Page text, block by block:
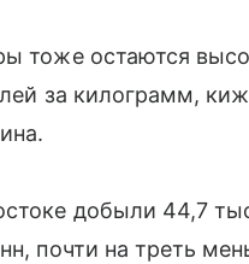
тоже остаются
за килограмм,
добыли 44,7
почти на треть